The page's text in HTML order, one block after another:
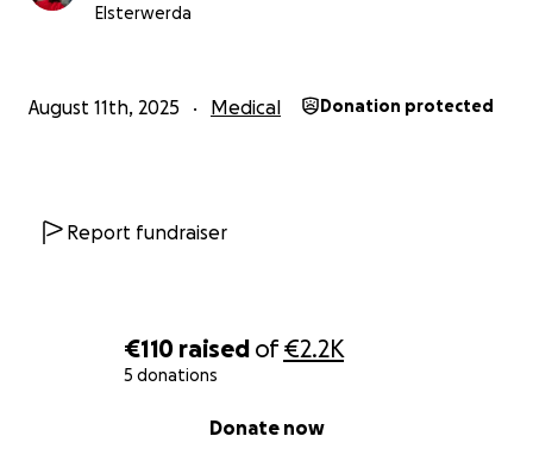
€110 raised of€2.2K
5 donations
Donate now
Elsterwerda
August 11th, 2025 Medical Donation protected
Report fundraiser